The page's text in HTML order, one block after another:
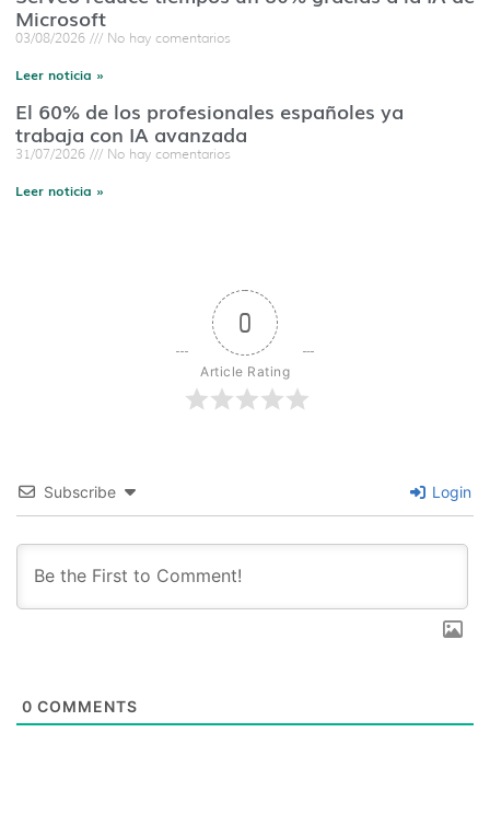
Microsoft
03/08/2026 No hay comentarios
Leer noticia »
El 60% de los profesionales españoles ya
trabaja con IA avanzada
31/07/2026 No hay comentarios
Leer noticia »
0
Article Rating
Subscribe Login
0 COMMENTS